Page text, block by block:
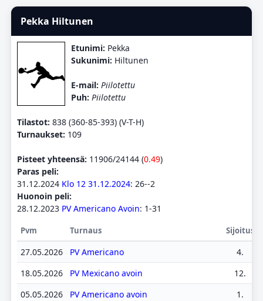
Pekka Hiltunen
Etunimi: Pekka
Sukunimi: Hiltunen
E-mail: Piilotettu
Puh: Piilotettu
Tilastot: 838 (360-85-393) (V-T-H)
Turnaukset: 109
Pisteet yhteensä: 11906/24144 (0.49)
Paras peli:
31.12.2024 Klo 12 31.12.2024: 26--2
Huonoin peli:
28.12.2023 PV Americano Avoin: 1-31
Pvm Turnaus Sijoitus
27.05.2026 PV Americano
4.
18.05.2026
PV Mexicano avoin
12.
05.05.2026
PV Americano avoin
1.